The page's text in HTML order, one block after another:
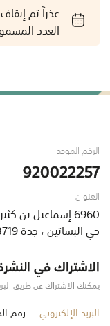
عذراً تم
العدد
الرقم الموحد
920022257
العنوان
6960 إسماعيل بن كثير
حي البساتين ، جدة 23719
الاشتراك في النشرة
يمكنك الاشتراك عن طريق
البريد الإلكتروني رقم